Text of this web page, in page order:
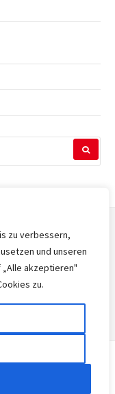
zu verbessern,
und unseren
„Alle akzeptieren"
zu.
vorbehalten.